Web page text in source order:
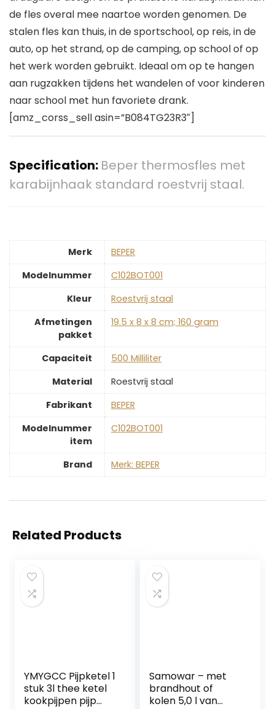
de fles overal mee naartoe worden genomen. De
stalen fles kan thuis, in de sportschool, op reis, in de
auto, op het strand, op de camping, op school of op
het werk worden gebruikt. Ideaal om op te hangen
aan rugzakken tijdens het wandelen of voor kinderen
naar school met hun favoriete drank.
[amz_corss_sell asin=”B084TG23R3″]
Specification: Beper thermosfles met
karabijnhaak standard roestvrij staal.
Merk
‎BEPER
Modelnummer
‎C102BOT001
Kleur
‎Roestvrij staal
Afmetingen
pakket
‎19.5 x 8 x 8 cm; 160 gram
Capaciteit
‎500 Milliliter
Material
‎Roestvrij staal
Fabrikant
‎BEPER
Modelnummer
item
‎C102BOT001
Brand Merk: BEPER
Related Products
YMYGCC Pijpketel 1
stuk 3l thee ketel
kookpijpen pijp
Samowar – met
brandhout of
kolen 5,0 l van